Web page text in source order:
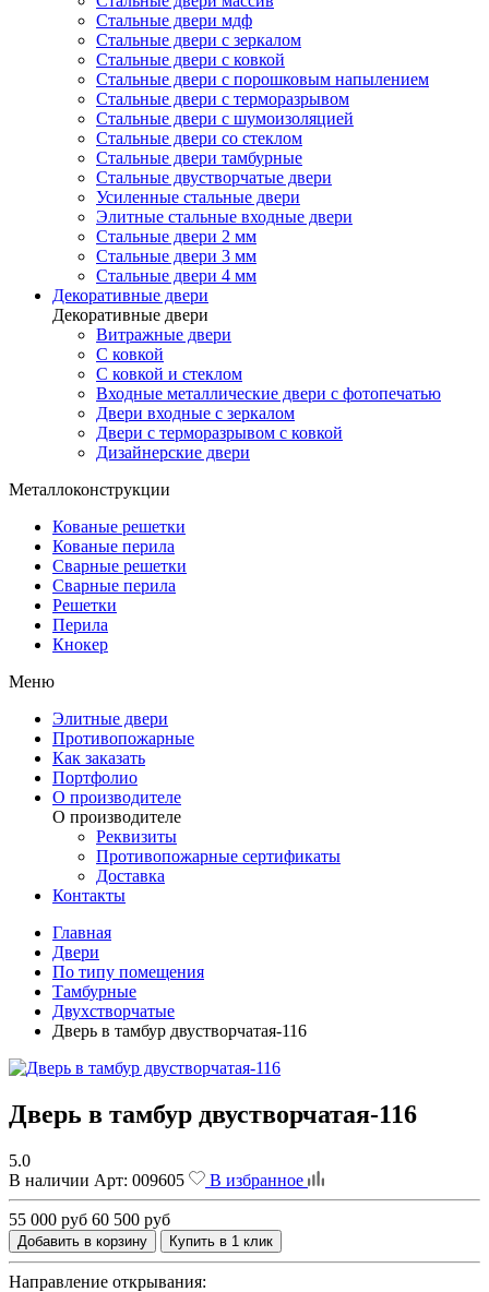
Стальные двери мдф
Стальные двери с зеркалом
Стальные двери с ковкой
Стальные двери с порошковым напылением
Стальные двери с терморазрывом
Стальные двери с шумоизоляцией
Стальные двери со стеклом
Стальные двери тамбурные
Стальные двустворчатые двери
Усиленные стальные двери
Элитные стальные входные двери
Стальные двери 2 мм
Стальные двери 3 мм
Стальные двери 4 мм
Декоративные двери
Декоративные двери
Витражные двери
С ковкой
С ковкой и стеклом
Входные металлические двери с фотопечатью
Двери входные с зеркалом
Двери с терморазрывом с ковкой
Дизайнерские двери
Металлоконструкции
Кованые решетки
Кованые перила
Сварные решетки
Сварные перила
Решетки
Перила
Кнокер
Меню
Элитные двери
Противопожарные
Как заказать
Портфолио
О производителе
О производителе
Реквизиты
Противопожарные сертификаты
Доставка
Контакты
Главная
Двери
По типу помещения
Тамбурные
Двухстворчатые
Дверь в тамбур двустворчатая-116
Дверь в тамбур двустворчатая-116
5.0
В наличии Арт: 009605 В избранное
55 000 руб 60 500 руб
Добавить в корзину Купить в 1 клик
Направление открывания: